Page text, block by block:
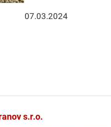
07.03.2024
s.r.o.